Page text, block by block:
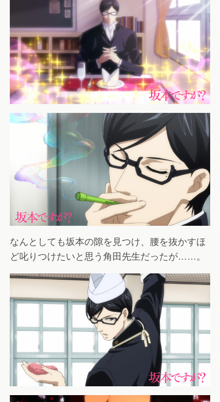
なんとしても坂本の隙を見つけ、腰を抜かすほ
ど叱りつけたいと思う角田先生だったが……。